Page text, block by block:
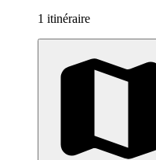
1 itinéraire